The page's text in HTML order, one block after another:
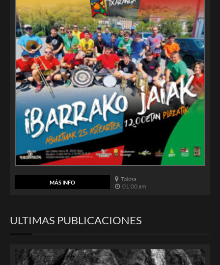
MÁS INFO
Tolosa
01:00 am
ULTIMAS PUBLICACIONES